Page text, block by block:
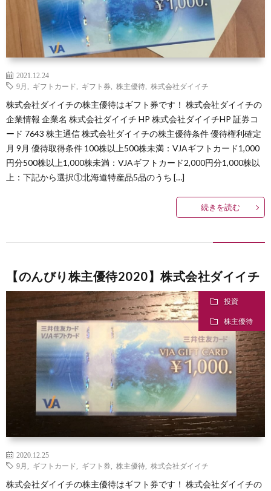
2021.12.24
9月
ギフトカード ギフト券 株主優待 株式会社ダイイチ
株式会社ダイイチの株主優待はギフト券です！ 株式会社ダイイチの
企業情報 企業名 株式会社ダイイチ HP 株式会社ダイイチHP 証券コ
ード 7643 株主通信 株式会社ダイイチの株主優待条件 優待権利確定
月 9月 優待取得条件 100株以上500株未満：VJAギフトカード1,000
円分500株以上1,000株未満：VJAギフトカード2,000円分1,000株以
上：下記から選択①北海道特産品5品のうち […]
続きを読む
【のんびり株主優待2020】株式会社ダイイチ
投資
株主優待
2020.12.25
9月
ギフトカード ギフト券 株主優待 株式会社ダイイチ
株式会社ダイイチの株主優待はギフト券です！ 株式会社ダイイチの